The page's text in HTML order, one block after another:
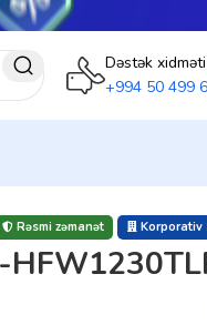
Dəstək xidməti
+994 50 499
Rəsmi zəmanət Korporativ